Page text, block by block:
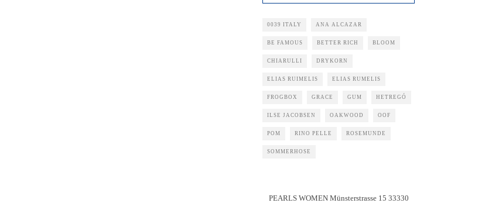
0039 ITALY ANA ALCAZAR
BE FAMOUS BETTER RICH BLOOM
CHIARULLI DRYKORN
ELIAS RUIMELIS ELIAS RUMELIS
FROGBOX GRACE GUM HETREGÓ
ILSE JACOBSEN OAKWOOD OOF
POM RINO PELLE ROSEMUNDE
SOMMERHOSE
PEARLS WOMEN Münsterstrasse 15 33330